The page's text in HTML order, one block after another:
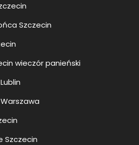
Szczecin
wieczór panieński
Szczecin